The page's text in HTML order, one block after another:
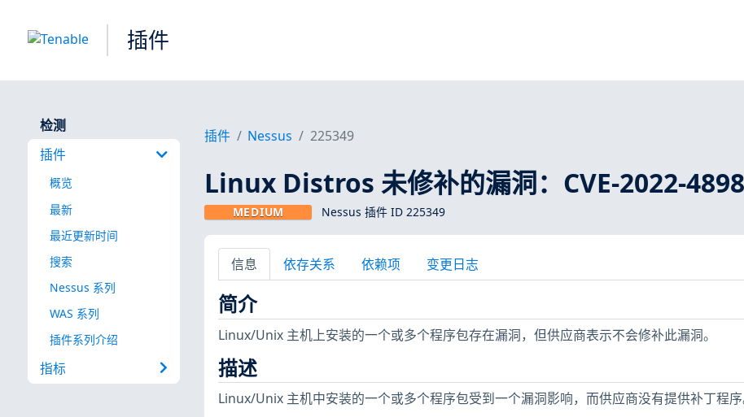
插件
检测
插件
概览
最新
最近更新时间
搜索
Nessus 系列
WAS 系列
插件系列介绍
指标
插件 Nessus 225349
Linux Distros 未修补的漏洞：CVE-2022-
MEDIUM Nessus 插件 ID 225349
信息 依存关系 依赖项 变更日志
简介
Linux/Unix 主机上安装的一个或多个程序包存在漏洞，但供应商表示不会修补此漏洞。
描述
Linux/Unix 主机中安装的一个或多个程序包受到一个漏洞影响，而供应商没有提供补丁程序